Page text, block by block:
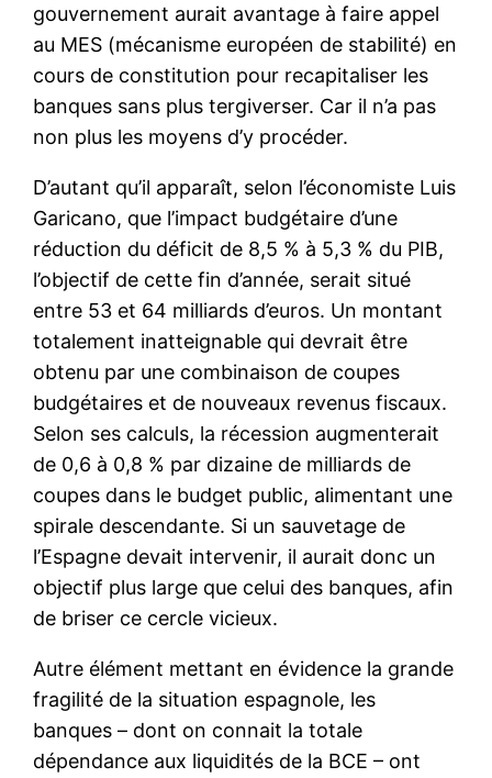
gouvernement aurait avantage à faire appel
au MES (mécanisme européen de stabilité) en
cours de constitution pour recapitaliser les
banques sans plus tergiverser. Car il n’a pas
non plus les moyens d’y procéder.
D’autant qu’il apparaît, selon l’économiste Luis
Garicano, que l’impact budgétaire d’une
réduction du déficit de 8,5 % à 5,3 % du PIB,
l’objectif de cette fin d’année, serait situé
entre 53 et 64 milliards d’euros. Un montant
totalement inatteignable qui devrait être
obtenu par une combinaison de coupes
budgétaires et de nouveaux revenus fiscaux.
Selon ses calculs, la récession augmenterait
de 0,6 à 0,8 % par dizaine de milliards de
coupes dans le budget public, alimentant une
spirale descendante. Si un sauvetage de
l’Espagne devait intervenir, il aurait donc un
objectif plus large que celui des banques, afin
de briser ce cercle vicieux.
Autre élément mettant en évidence la grande
fragilité de la situation espagnole, les
banques – dont on connait la totale
dépendance aux liquidités de la BCE – ont